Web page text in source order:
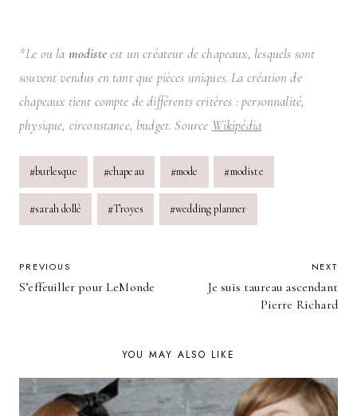
*Le ou la modisteest un créateur de chapeaux, lesquels sont
souvent vendus en tant que pièces uniques. La création de
chapeaux tient compte de différents critères : personnalité,
physique, circonstance, budget. Source Wikipédia
Post
Tags:
#burlesque #chapeau #mode #modiste
#sarah dollé #Troyes #wedding planner
POST
NAVIGATION
PREVIOUS
S’effeuiller pour LeMonde
NEXT
Je suis taureau ascendant
Pierre Richard
YOU MAY ALSO LIKE